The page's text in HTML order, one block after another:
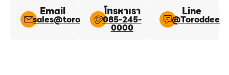
Email
sales@toroddee.com
โทรหาเรา
085-245-
0000
Line​
@Toroddee​